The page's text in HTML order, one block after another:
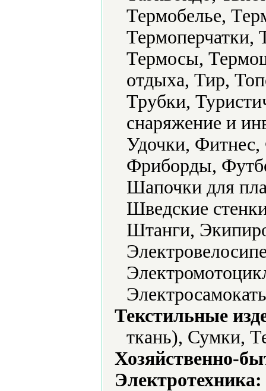
Термобелье,
Термоперчатки,
Термосы,
отдыха, Тир,
Трубки,
снаряжение и
Удочки,
Фриборды,
Шапочки для
Шведские
Штанги,
Текстильные
ткань), Сумки,
Хозяйственно-
Электротехника: